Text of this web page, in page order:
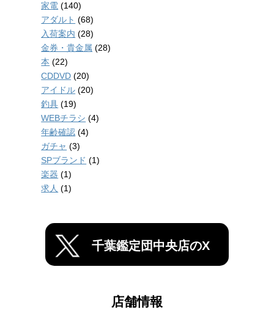
家電 (140)
アダルト (68)
入荷案内 (28)
金券・貴金属 (28)
本 (22)
CDDVD (20)
アイドル (20)
釣具 (19)
WEBチラシ (4)
年齢確認 (4)
ガチャ (3)
SPブランド (1)
楽器 (1)
求人 (1)
千葉鑑定団中央店のX
店舗情報